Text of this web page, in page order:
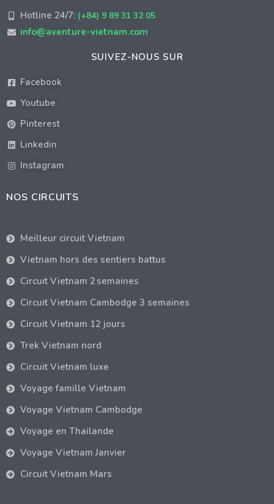
Hotline 24/7: (+84) 9 89 31 32 05
info@aventure-vietnam.com
SUIVEZ-NOUS SUR
Facebook
Youtube
Pinterest
Linkedin
Instagram
NOS CIRCUITS
Meilleur circuit Vietnam
Vietnam hors des sentiers battus
Circuit Vietnam 2 semaines
Circuit Vietnam Cambodge 3 semaines
Circuit Vietnam 12 jours
Trek Vietnam nord
Circuit Vietnam luxe
Voyage famille Vietnam
Voyage Vietnam Cambodge
Voyage en Thailande
Voyage Vietnam Janvier
Circuit Vietnam Mars